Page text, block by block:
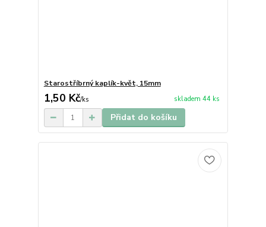
Starostříbrný kaplík-květ, 15mm
1,50 Kč/ks skladem 44 ks
Přidat do košíku